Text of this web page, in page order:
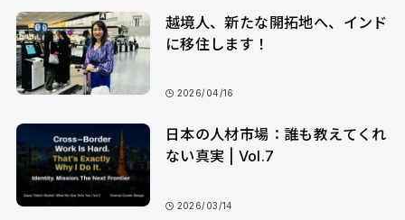
越境人、新たな開拓地へ、インド
に移住します！
2026/04/16
日本の人材市場：誰も教えてくれ
ない真実 | Vol.7
2026/03/14